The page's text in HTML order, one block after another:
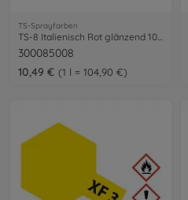
TS-Sprayfarben
300085008
10,49 €
1 l = 104,90 €